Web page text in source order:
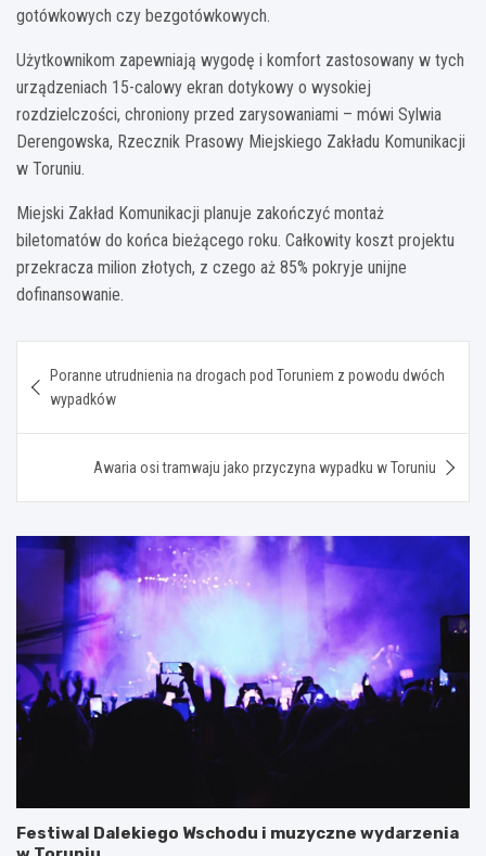
gotówkowych czy bezgotówkowych.
Użytkownikom zapewniają wygodę i komfort zastosowany w tych
urządzeniach 15-calowy ekran dotykowy o wysokiej
rozdzielczości, chroniony przed zarysowaniami – mówi Sylwia
Derengowska, Rzecznik Prasowy Miejskiego Zakładu Komunikacji
w Toruniu.
Miejski Zakład Komunikacji planuje zakończyć montaż
biletomatów do końca bieżącego roku. Całkowity koszt projektu
przekracza milion złotych, z czego aż 85% pokryje unijne
dofinansowanie.
wpisu
Poranne utrudnienia na drogach pod Toruniem z powodu dwóch
wypadków
Awaria osi tramwaju jako przyczyna wypadku w Toruniu
Festiwal Dalekiego Wschodu i muzyczne wydarzenia